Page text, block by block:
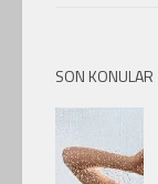
SON KONULAR